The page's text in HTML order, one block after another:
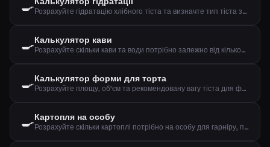
🍳 Розрахуйте гідратацію хлібного тіста та визначте тип тіста за борошном та водою
🍳Калькулятор кави
Розрахуйте скільки кави та води потрібно залежно від кількості чашок та міцності
🍳Калькулятор форми для торта
Розрахуйте площу, об'єм та рекомендовану вагу тіста для форми
🍳Картопля на особу
Розрахуйте скільки картоплі потрібно на особу для гарніру, пюре чи печеної картоплі